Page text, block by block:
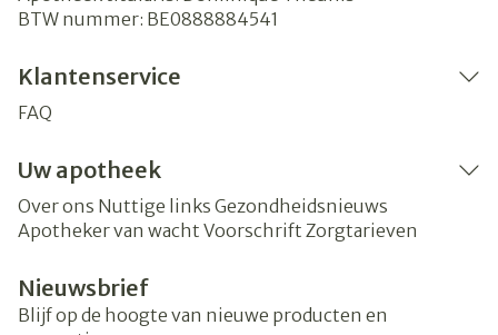
BTW nummer: BE0888884541
Klantenservice
FAQ
Uw apotheek
Over ons Nuttige links Gezondheidsnieuws
Apotheker van wacht Voorschrift Zorgtarieven
Nieuwsbrief
Blijf op de hoogte van nieuwe producten en